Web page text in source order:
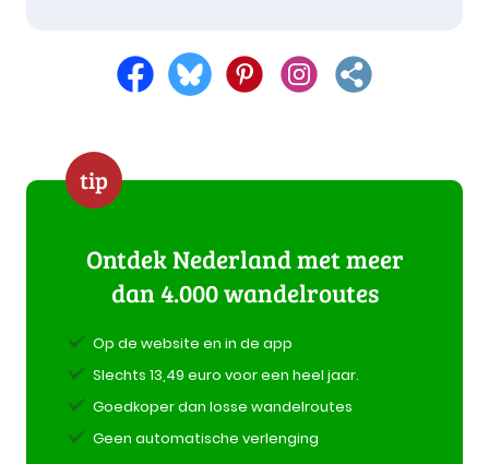
tip
Ontdek Nederland met meer
dan 4.000 wandelroutes
Op de website en in de app
Slechts 13,49 euro voor een heel jaar.
Goedkoper dan losse wandelroutes
Geen automatische verlenging